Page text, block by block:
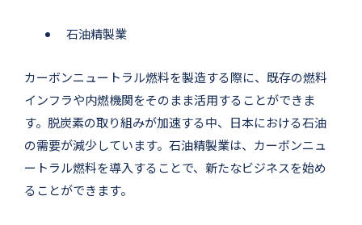
石油精製業
カーボンニュートラル燃料を製造する際に、既存の燃料
インフラや内燃機関をそのまま活用することができま
す。脱炭素の取り組みが加速する中、日本における石油
の需要が減少しています。石油精製業は、カーボンニュ
ートラル燃料を導入することで、新たなビジネスを始め
ることができます。